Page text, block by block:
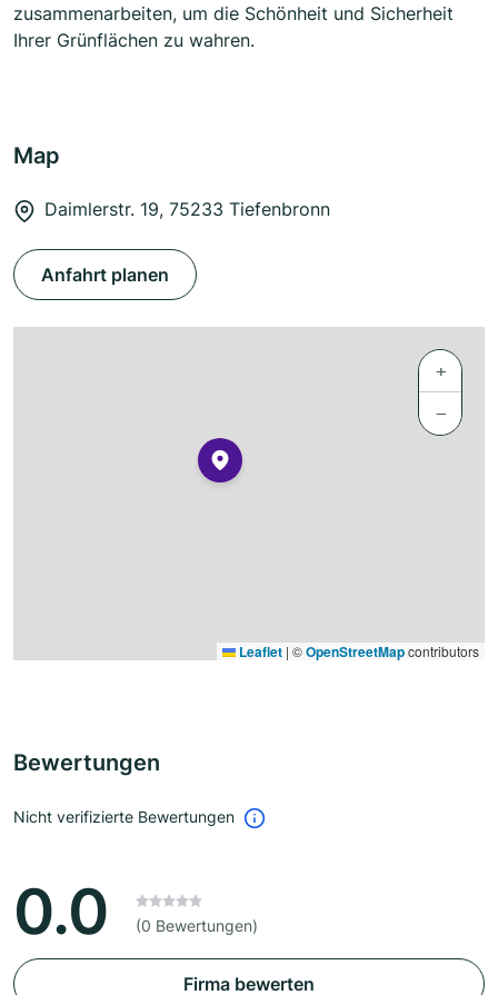
zusammenarbeiten, um die Schönheit und Sicherheit
Ihrer Grünflächen zu wahren.
Map
Daimlerstr. 19, 75233 Tiefenbronn
Anfahrt planen
+
−
Leaflet | ©OpenStreetMapcontributors
Bewertungen
Nicht verifizierte Bewertungen
0.0 (0 Bewertungen)
Firma bewerten